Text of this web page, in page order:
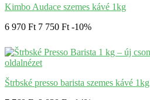
Kimbo Audace szemes kávé 1kg
6 970 Ft 7 750 Ft -10%
Štrbské presso barista szemes kávé 1kg